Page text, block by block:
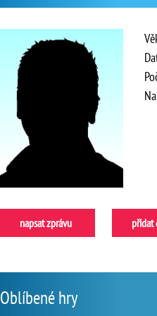
napsat zprávu přidat
Oblíbené hry